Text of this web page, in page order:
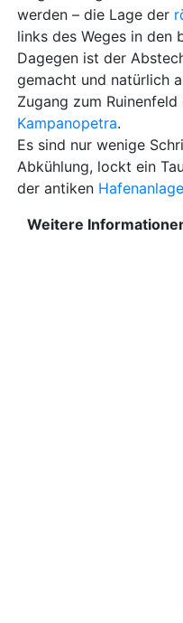
werden – die Lage der
links des Weges in den
Dagegen ist der
gemacht und natürlich
Zugang zum
Kampanopetra.
Es sind nur wenige
Abkühlung, lockt ein
der antiken
Weitere